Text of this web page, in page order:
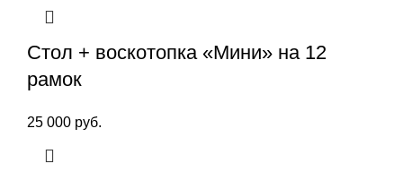
Стол + воскотопка «Мини» на 12
рамок
25 000 руб.